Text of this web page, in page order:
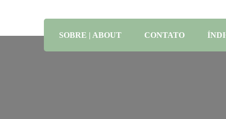
SOBRE | ABOUT CONTATO